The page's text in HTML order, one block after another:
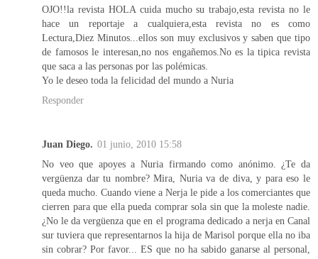
OJO!!la revista HOLA cuida mucho su trabajo,esta revista no le
hace un reportaje a cualquiera,esta revista no es como
Lectura,Diez Minutos...ellos son muy exclusivos y saben que tipo
de famosos le interesan,no nos engañemos.No es la tipica revista
que saca a las personas por las polémicas.
Yo le deseo toda la felicidad del mundo a Nuria
Responder
Juan Diego. 01 junio, 2010 15:58
No veo que apoyes a Nuria firmando como anónimo. ¿Te da
vergüenza dar tu nombre? Mira, Nuria va de diva, y para eso le
queda mucho. Cuando viene a Nerja le pide a los comerciantes que
cierren para que ella pueda comprar sola sin que la moleste nadie.
¿No le da vergüenza que en el programa dedicado a nerja en Canal
sur tuviera que representarnos la hija de Marisol porque ella no iba
sin cobrar? Por favor... ES que no ha sabido ganarse al personal,